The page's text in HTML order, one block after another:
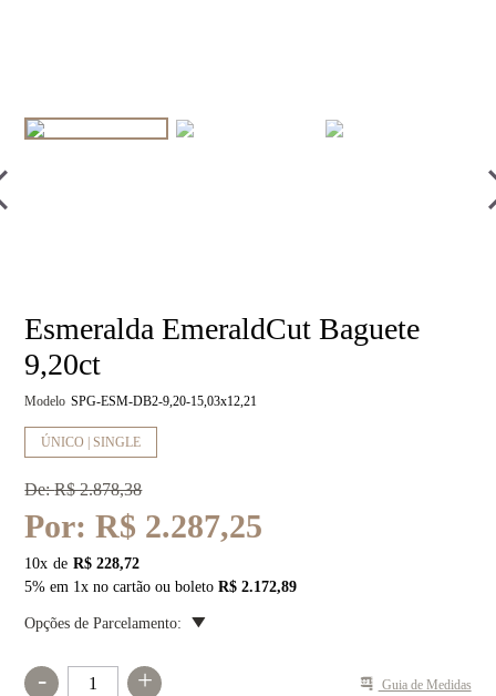
Esmeralda EmeraldCut Baguete
9,20ct
Modelo SPG-ESM-DB2-9,20-15,03x12,21
ÚNICO | SINGLE
De:R$ 2.878,38
Por:R$ 2.287,25
10x
R$ 228,72
5% em 1x no cartão ou boletoR$ 2.172,89
Opções de Parcelamento:
- + Guia de Medidas